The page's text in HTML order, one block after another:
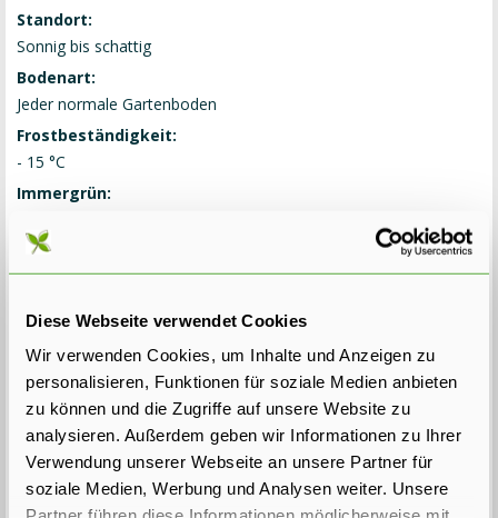
Diese Webseite verwendet Cookies
Wir verwenden Cookies, um Inhalte und Anzeigen zu
personalisieren, Funktionen für soziale Medien anbieten
zu können und die Zugriffe auf unsere Website zu
analysieren. Außerdem geben wir Informationen zu Ihrer
Verwendung unserer Webseite an unsere Partner für
soziale Medien, Werbung und Analysen weiter. Unsere
Standort:
Sonnig bis schattig
Bodenart:
Jeder normale Gartenboden
Frostbeständigkeit:
- 15 °C
Immergrün:
Pflanzabstand:
40 cm (= 2,5 Stück pro Lfm)
Gewicht:
etwa 20 kg
Lieferbar:
Ab 18. Septemer 2026 wieder lieferbar, kann (vor)bestellt
werden.
Status: